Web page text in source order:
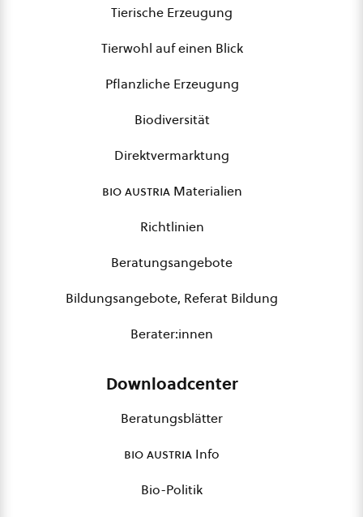
Tierische Erzeugung
Tierwohl auf einen Blick
Pflanzliche Erzeugung
Biodiversität
Direktvermarktung
bio austriaMaterialien
Richtlinien
Beratungsangebote
Bildungsangebote, Referat Bildung
Berater:innen
Downloadcenter
Beratungsblätter
bio austria Info
Bio-Politik